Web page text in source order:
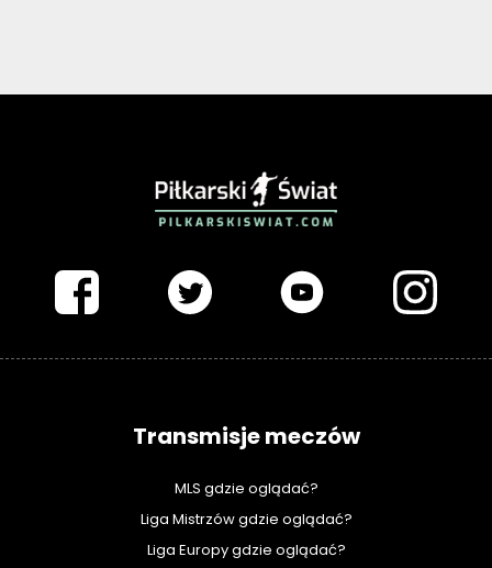
Transmisje meczów
MLS gdzie oglądać?
Liga Mistrzów gdzie oglądać?
Liga Europy gdzie oglądać?